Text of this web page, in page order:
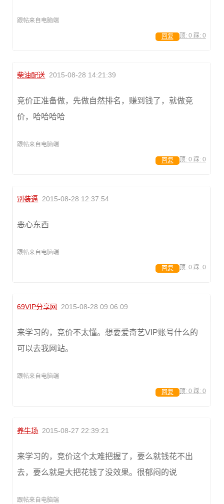
跟帖来自电脑端
顶: 0 踩: 0
回复
柴油配送 2015-08-28 14:21:39
竞价正准备做，先做自然排名，赚到钱了，就做竞
价，哈哈哈哈
跟帖来自电脑端
顶: 0 踩: 0
回复
别装逼 2015-08-28 12:37:54
恶心东西
跟帖来自电脑端
顶: 0 踩: 0
回复
69VIP分享网 2015-08-28 09:06:09
来学习的，竞价不太懂。想要爱奇艺VIP账号什么的
可以去我网站。
跟帖来自电脑端
顶: 0 踩: 0
回复
养牛场 2015-08-27 22:39:21
来学习的，竞价这个太难把握了，要么就钱花不出
去，要么就是大把花钱了没效果。很郁闷的说
跟帖来自电脑端